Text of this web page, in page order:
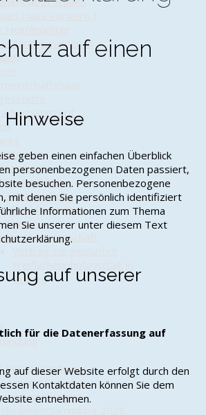
Straßennamen in
Veranstaltung
Formulare
Freiflächenphotovoltaik in
Trauen
Beitragsordnung
/ Spenden
auf einen
geben einen einfachen Überblick
personenbezogenen Daten passiert,
besuchen. Personenbezogene
mit denen Sie persönlich identifiziert
Informationen zum Thema
Sie unserer unter diesem Text
auf unserer
für die Datenerfassung auf
auf dieser Website erfolgt durch den
Kontaktdaten können Sie dem
entnehmen.